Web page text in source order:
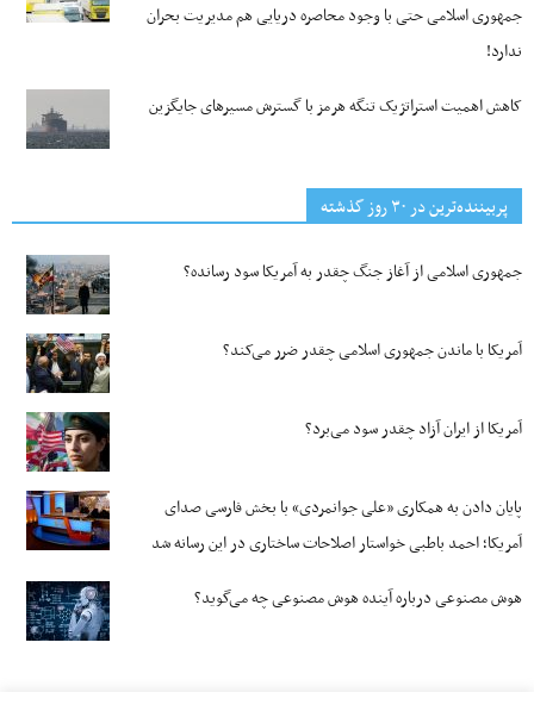
جمهوری اسلامی حتی با وجود محاصره دریایی هم مدیریت بحران
ندارد!
کاهش اهمیت استراتژیک تنگه‌ هرمز با گسترش مسیرهای جایگزین
پربیننده‌ترین‌ در ۳۰ روز گذشته
جمهوری اسلامی از آغاز جنگ چقدر به آمریکا سود رسانده؟
آمریکا با ماندن جمهوری اسلامی چقدر ضرر می‌کند؟
آمریکا از ایران آزاد چقدر سود می‌برد؟
پایان دادن به همکاری «علی جوانمردی» با بخش فارسی صدای
آمریکا؛ احمد باطبی خواستار اصلاحات ساختاری در این رسانه شد
هوش مصنوعی درباره آینده هوش مصنوعی چه می‌گوید؟